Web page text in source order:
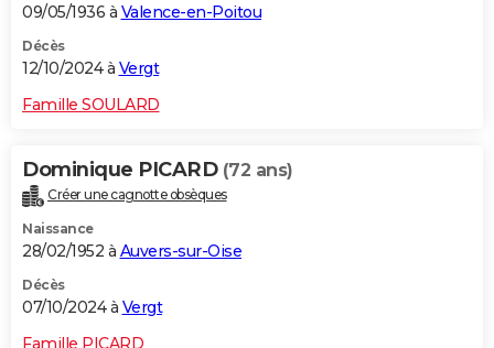
09/05/1936 à Valence-en-Poitou
Décès
12/10/2024 à Vergt
Famille SOULARD
Dominique PICARD (72 ans)
Créer une cagnotte obsèques
Naissance
28/02/1952 à Auvers-sur-Oise
Décès
07/10/2024 à Vergt
Famille PICARD